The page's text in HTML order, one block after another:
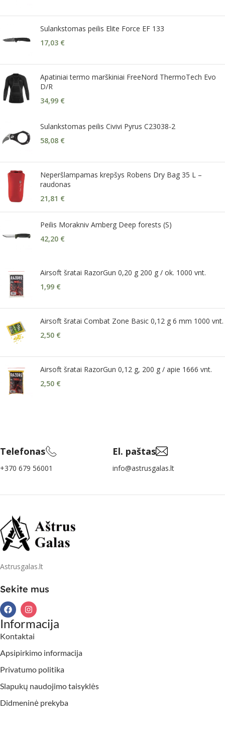
Sulankstomas peilis Elite Force EF 133
17,03 €
Apatiniai termo marškiniai FreeNord ThermoTech Evo
D/R
34,99 €
Sulankstomas peilis Civivi Pyrus C23038-2
58,08 €
Neperšlampamas krepšys Robens Dry Bag 35 L –
raudonas
21,81 €
Peilis Morakniv Amberg Deep forests (S)
42,20 €
Airsoft šratai RazorGun 0,20 g 200 g / ok. 1000 vnt.
1,99 €
Airsoft šratai Combat Zone Basic 0,12 g 6 mm 1000 vnt.
2,50 €
Airsoft šratai RazorGun 0,12 g, 200 g / apie 1666 vnt.
2,50 €
Telefonas
+370 679 56001
El. paštas
info@astrusgalas.lt
Astrusgalas.lt
Sekite mus
Informacija
Kontaktai
Apsipirkimo informacija
Privatumo politika
Slapukų naudojimo taisyklės
Didmeninė prekyba